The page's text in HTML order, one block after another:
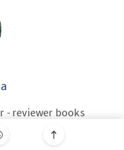
- reviewer books